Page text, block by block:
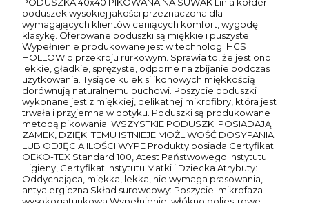
poduszek wysokiej jakości przeznaczona dla
wymagających klientów ceniących komfort, wygodę i
klasykę. Oferowane poduszki są miękkie i puszyste.
Wypełnienie produkowane jest w technologi HCS
HOLLOW o przekroju rurkowym. Sprawia to, że jest ono
lekkie, gładkie, sprężyste, odporne na zbijanie podczas
użytkowania. Tysiące kulek silikonowych miękkością
dorównują naturalnemu puchowi. Poszycie poduszki
wykonane jest z miękkiej, delikatnej mikrofibry, która jest
trwała i przyjemna w dotyku. Poduszki są produkowane
metodą pikowania. WSZYSTKIE PODUSZKI POSIADAJĄ
ZAMEK, DZIĘKI TEMU ISTNIEJE MOŻLIWOŚĆ DOSYPANIA
LUB ODJĘCIA ILOŚCI WYPE Produkty posiada Certyfikat
OEKO-TEX Standard 100, Atest Państwowego Instytutu
Higieny, Certyfikat Instytutu Matki i Dziecka Atrybuty:
Oddychająca, miękka, lekka, nie wymaga prasowania,
antyalergiczna Skład surowcowy: Poszycie: mikrofaza